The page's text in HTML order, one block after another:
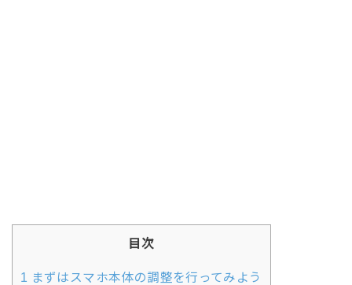
目次
1 まずはスマホ本体の調整を行ってみよう